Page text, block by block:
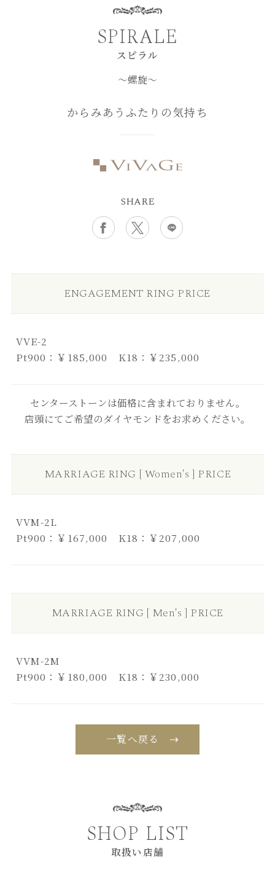
SPIRALE
スピラル
～螺旋～
からみあうふたりの気持ち
SHARE
ENGAGEMENT RING PRICE
VVE-2
Pt900：￥185,000 K18：￥235,000
センターストーンは価格に含まれておりません。
店頭にてご希望のダイヤモンドをお求めください。
MARRIAGE RING [ Women's ] PRICE
VVM-2L
Pt900：￥167,000 K18：￥207,000
MARRIAGE RING [ Men's ] PRICE
VVM-2M
Pt900：￥180,000 K18：￥230,000
一覧へ戻る
SHOP LIST
取扱い店舗